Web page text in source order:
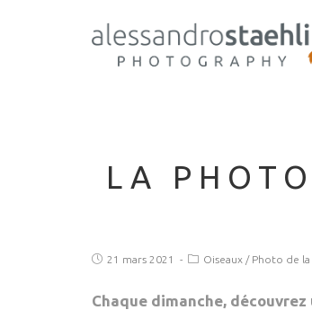
LA
21 mars 2021 Oiseaux / Photo de la
Chaque dimanche,